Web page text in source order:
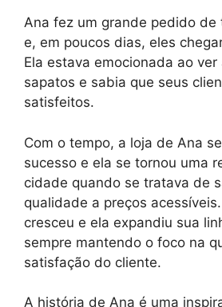
Ana fez um grande pedido de
e, em poucos dias, eles
Ela estava emocionada ao
sapatos e sabia que seus
satisfeitos.
Com o tempo, a loja de Ana
sucesso e ela se tornou uma
cidade quando se tratava de
qualidade a preços
cresceu e ela expandiu sua
sempre mantendo o foco na
satisfação do cliente.
A história de Ana é uma